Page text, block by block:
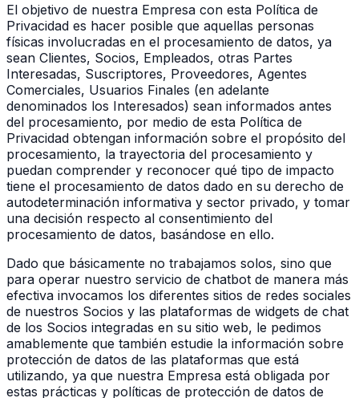
El objetivo de nuestra Empresa con esta Política de
Privacidad es hacer posible que aquellas personas
físicas involucradas en el procesamiento de datos, ya
sean Clientes, Socios, Empleados, otras Partes
Interesadas, Suscriptores, Proveedores, Agentes
Comerciales, Usuarios Finales (en adelante
denominados los Interesados) sean informados antes
del procesamiento, por medio de esta Política de
Privacidad obtengan información sobre el propósito del
procesamiento, la trayectoria del procesamiento y
puedan comprender y reconocer qué tipo de impacto
tiene el procesamiento de datos dado en su derecho de
autodeterminación informativa y sector privado, y tomar
una decisión respecto al consentimiento del
procesamiento de datos, basándose en ello.
Dado que básicamente no trabajamos solos, sino que
para operar nuestro servicio de chatbot de manera más
efectiva invocamos los diferentes sitios de redes sociales
de nuestros Socios y las plataformas de widgets de chat
de los Socios integradas en su sitio web, le pedimos
amablemente que también estudie la información sobre
protección de datos de las plataformas que está
utilizando, ya que nuestra Empresa está obligada por
estas prácticas y políticas de protección de datos de